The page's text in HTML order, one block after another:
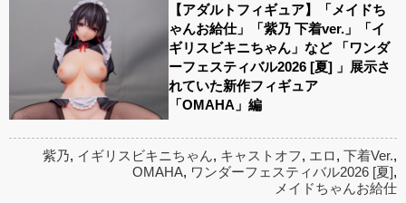
【アダルトフィギュア】「メイドち
ゃんお給仕」「紫乃 下着ver.」「イ
ギリスビキニちゃん」など 「ワンダ
ーフェスティバル2026 [夏] 」展示さ
れていた新作フィギュア
「OMAHA」編
紫乃, イギリスビキニちゃん, キャストオフ, エロ, 下着Ver.,
OMAHA, ワンダーフェスティバル2026 [夏],
メイドちゃんお給仕